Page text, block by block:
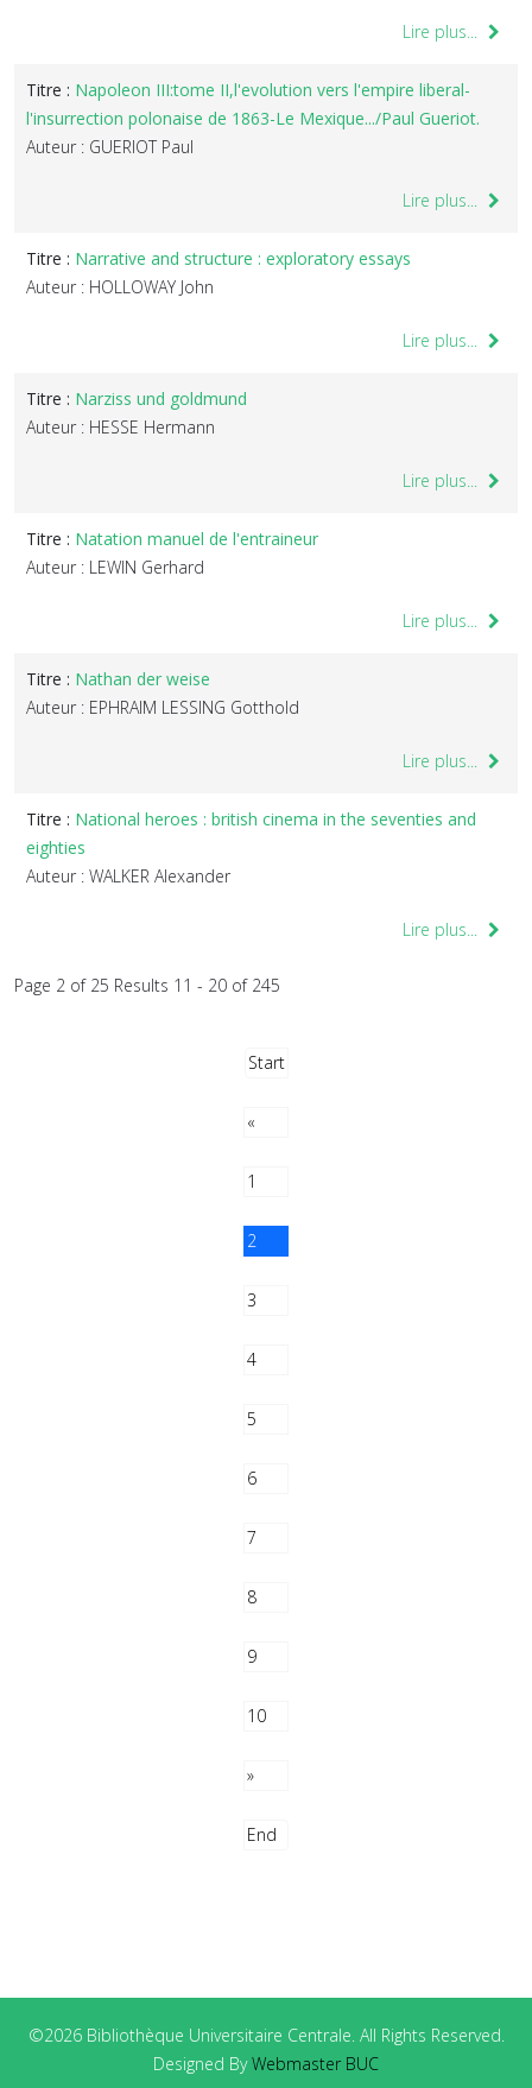
Lire plus...
Titre : Napoleon III:tome II,l'evolution vers l'empire liberal-
l'insurrection polonaise de 1863-Le Mexique.../Paul Gueriot.
Auteur : GUERIOT Paul
Lire plus...
Titre : Narrative and structure : exploratory essays
Auteur : HOLLOWAY John
Lire plus...
Titre : Narziss und goldmund
Auteur : HESSE Hermann
Lire plus...
Titre : Natation manuel de l'entraineur
Auteur : LEWIN Gerhard
Lire plus...
Titre : Nathan der weise
Auteur : EPHRAIM LESSING Gotthold
Lire plus...
Titre : National heroes : british cinema in the seventies and
eighties
Auteur : WALKER Alexander
Lire plus...
Page 2 of 25 Results 11 - 20 of 245
Start
«
1
2
3
4
5
6
7
8
9
10
»
End
©2026 Bibliothèque Universitaire Centrale. All Rights Reserved.
Designed ByWebmaster BUC